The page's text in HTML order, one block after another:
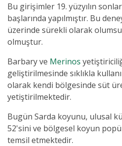
Bu girişimler 19. yüzyılın
başlarında yapılmıştır. Bu
üzerinde sürekli olarak
olmuştur.
Barbary ve Merinos
geliştirilmesinde sıklıkla
olarak kendi bölgesinde süt
yetiştirilmektedir.
Bugün Sarda koyunu, ulusal
52'sini ve bölgesel koyun
temsil etmektedir.